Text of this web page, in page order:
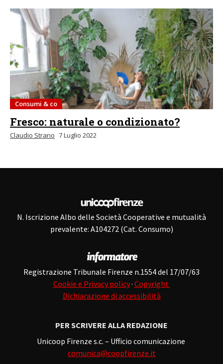
Consumi & co
Fresco: naturale o condizionato?
Claudio Strano 7 Luglio 2022
N. Iscrizione Albo delle Società Cooperative e mutualità
prevalente: A104272 (Cat. Consumo)
Registrazione Tribunale Firenze n.1554 del 17/07/63
Cookie e Privacy policy· Copyright
Dichiarazione di accessibilità
PER SCRIVERE ALLA REDAZIONE
Unicoop Firenze s.c. – Ufficio comunicazione
comunica@coopfirenze.it